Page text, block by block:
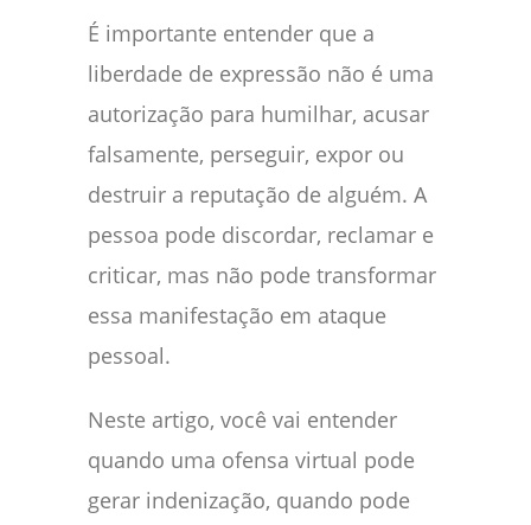
É importante entender que a
liberdade de expressão não é uma
autorização para humilhar, acusar
falsamente, perseguir, expor ou
destruir a reputação de alguém. A
pessoa pode discordar, reclamar e
criticar, mas não pode transformar
essa manifestação em ataque
pessoal.
Neste artigo, você vai entender
quando uma ofensa virtual pode
gerar indenização, quando pode